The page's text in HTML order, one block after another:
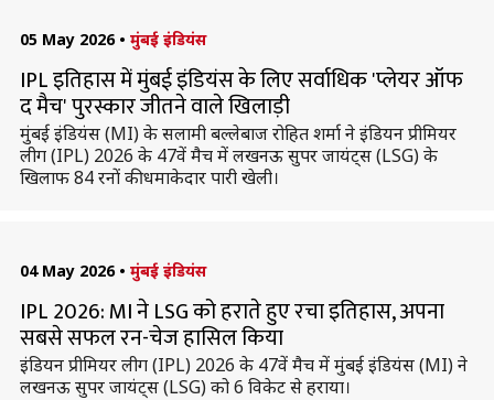
05 May 2026 • मुंबई इंडियंस
IPL इतिहास में मुंबई इंडियंस के लिए सर्वाधिक 'प्लेयर ऑफ
द मैच' पुरस्कार जीतने वाले खिलाड़ी
मुंबई इंडियंस (MI) के सलामी बल्लेबाज रोहित शर्मा ने इंडियन प्रीमियर
लीग (IPL) 2026 के 47वें मैच में लखनऊ सुपर जायंट्स (LSG) के
खिलाफ 84 रनों की धमाकेदार पारी खेली।
04 May 2026 • मुंबई इंडियंस
IPL 2026: MI ने LSG को हराते हुए रचा इतिहास, अपना
सबसे सफल रन-चेज हासिल किया
इंडियन प्रीमियर लीग (IPL) 2026 के 47वें मैच में मुंबई इंडियंस (MI) ने
लखनऊ सुपर जायंट्स (LSG) को 6 विकेट से हराया।